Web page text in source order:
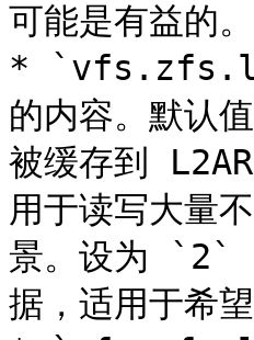
可能是有益的。
*
的内容。默认
被缓存到
用于读写大量
景。设为 `2`
据，适用于希